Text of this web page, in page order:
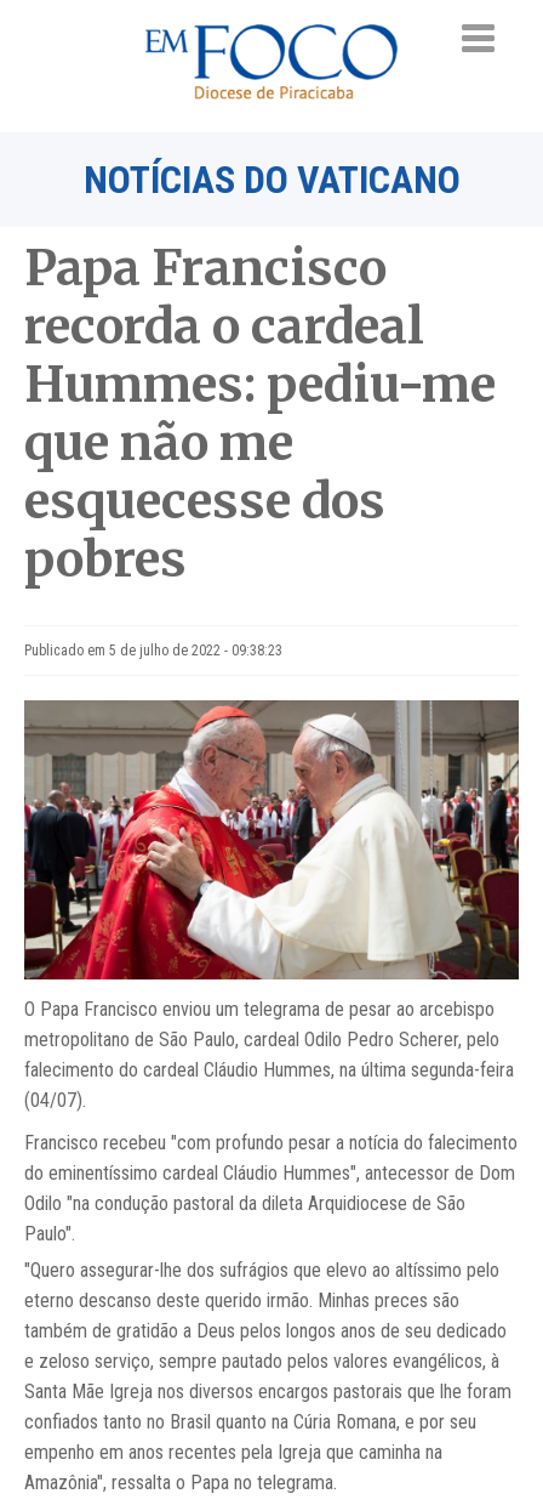
NOTÍCIAS DO VATICANO
Papa Francisco
recorda o cardeal
Hummes: pediu-me
que não me
esquecesse dos
pobres
Publicado em 5 de julho de 2022 - 09:38:23
O Papa Francisco enviou um telegrama de pesar ao arcebispo
metropolitano de São Paulo, cardeal Odilo Pedro Scherer, pelo
falecimento do cardeal Cláudio Hummes, na última segunda-feira
(04/07).
Francisco recebeu "com profundo pesar a notícia do falecimento
do eminentíssimo cardeal Cláudio Hummes", antecessor de Dom
Odilo "na condução pastoral da dileta Arquidiocese de São
Paulo".
"Quero assegurar-lhe dos sufrágios que elevo ao altíssimo pelo
eterno descanso deste querido irmão. Minhas preces são
também de gratidão a Deus pelos longos anos de seu dedicado
e zeloso serviço, sempre pautado pelos valores evangélicos, à
Santa Mãe Igreja nos diversos encargos pastorais que lhe foram
confiados tanto no Brasil quanto na Cúria Romana, e por seu
empenho em anos recentes pela Igreja que caminha na
Amazônia", ressalta o Papa no telegrama.